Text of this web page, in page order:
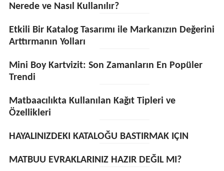
Nerede ve Nasıl Kullanılır?
Etkili Bir Katalog Tasarımı ile Markanızın Değerini
Arttırmanın Yolları
Mini Boy Kartvizit: Son Zamanların En Popüler
Trendi
Matbaacılıkta Kullanılan Kağıt Tipleri ve
Özellikleri
HAYALINIZDEKI KATALOĞU BASTIRMAK IÇIN
MATBUU EVRAKLARINIZ HAZIR DEĞIL MI?